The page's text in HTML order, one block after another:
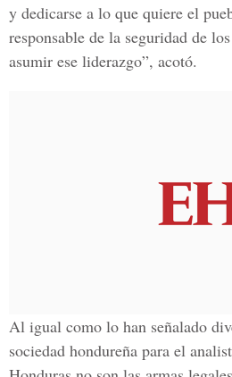
y dedicarse a lo que quiere el
responsable de la seguridad de
asumir ese liderazgo”, acotó.
Al igual como lo han señalado
sociedad hondureña para el